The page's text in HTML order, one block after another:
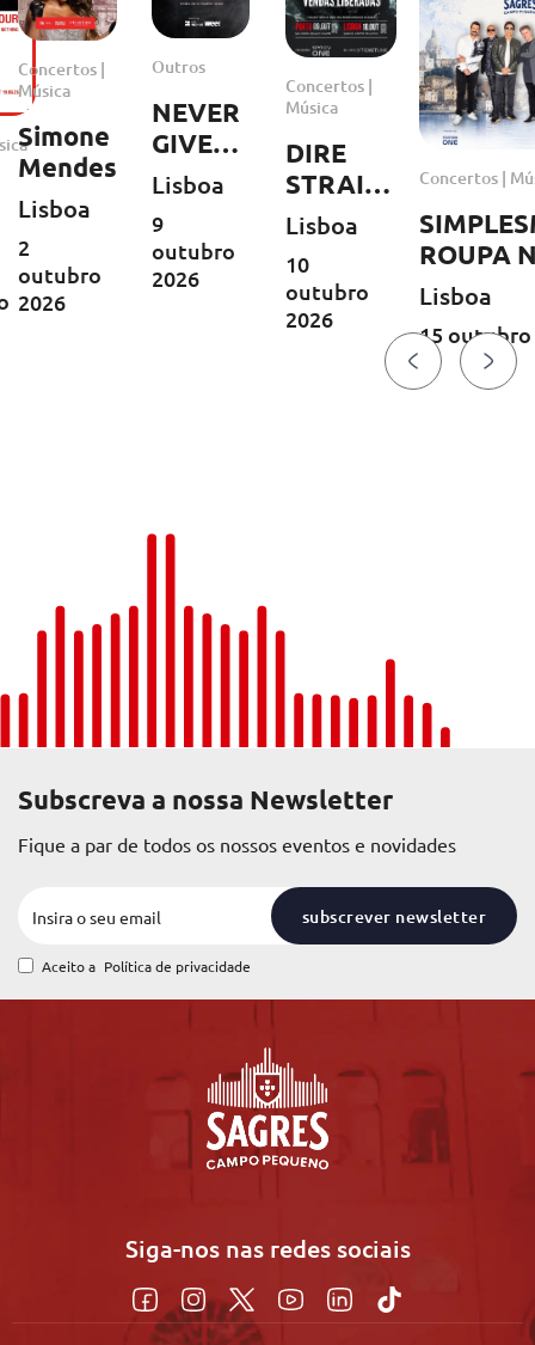
Concertos |
Música
Simone
Mendes
Lisboa
2
outubro
2026
Outros
NEVER
GIVE
UP VI
Lisboa
9
outubro
2026
Concertos |
Música
DIRE
STRAITS
LEGACY
Tour
2026
Lisboa
10
outubro
2026
Concertos |
ROUPA
Lisboa
15 outubro
Subscreva a nossa Newsletter
Fique a par de todos os nossos eventos e novidades
subscrever newsletter
Aceito a Política de privacidade
Siga-nos nas redes sociais